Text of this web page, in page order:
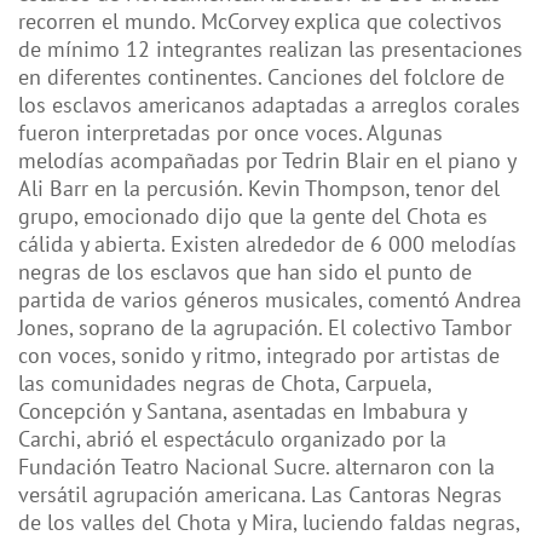
recorren el mundo. McCorvey explica que colectivos
de mínimo 12 integrantes realizan las presentaciones
en diferentes continentes. Canciones del folclore de
los esclavos americanos adaptadas a arreglos corales
fueron interpretadas por once voces. Algunas
melodías acompañadas por Tedrin Blair en el piano y
Ali Barr en la percusión. Kevin Thompson, tenor del
grupo, emocionado dijo que la gente del Chota es
cálida y abierta. Existen alrededor de 6 000 melodías
negras de los esclavos que han sido el punto de
partida de varios géneros musicales, comentó Andrea
Jones, soprano de la agrupación. El colectivo Tambor
con voces, sonido y ritmo, integrado por artistas de
las comunidades negras de Chota, Carpuela,
Concepción y Santana, asentadas en Imbabura y
Carchi, abrió el espectáculo organizado por la
Fundación Teatro Nacional Sucre. alternaron con la
versátil agrupación americana. Las Cantoras Negras
de los valles del Chota y Mira, luciendo faldas negras,